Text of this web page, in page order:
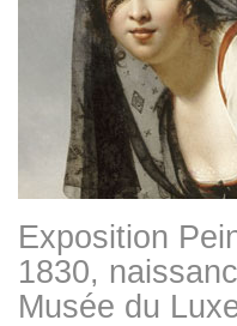
Exposition
1830,
Musée du